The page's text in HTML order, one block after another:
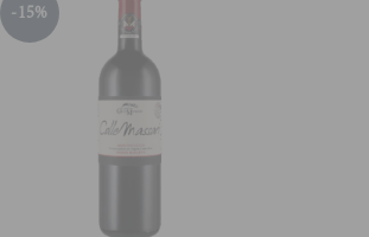
-15%